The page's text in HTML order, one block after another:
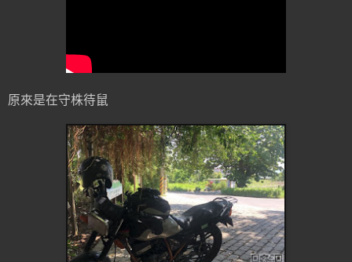
原來是在守株待鼠